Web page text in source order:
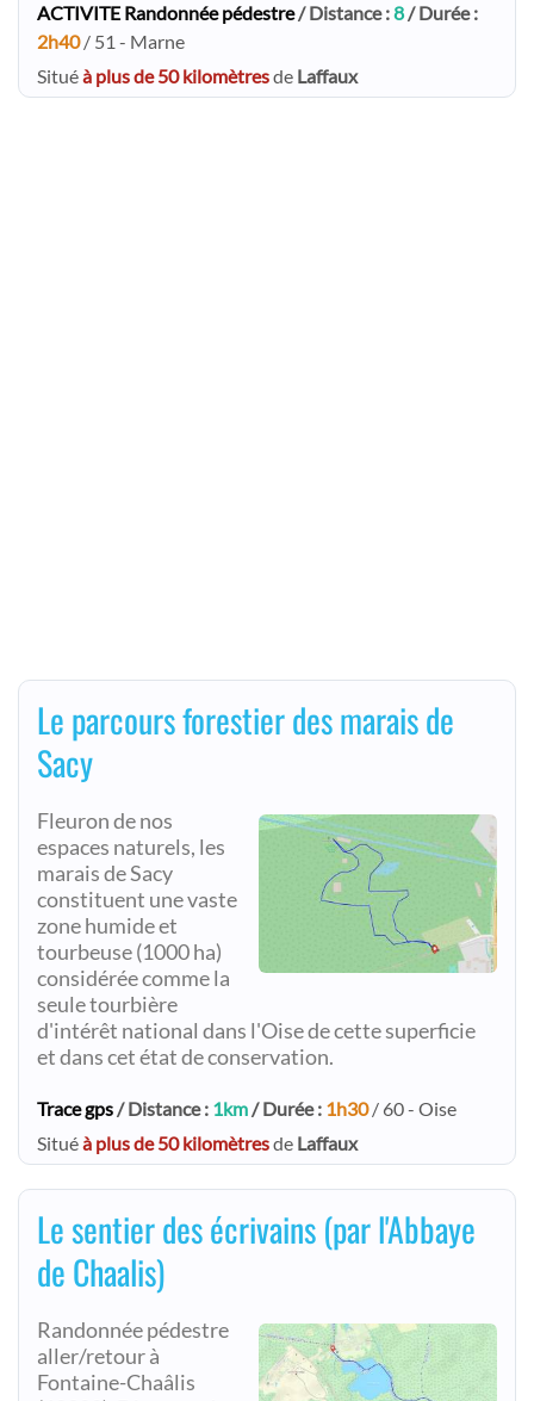
ACTIVITE Randonnée pédestre/ Distance :8/ Durée :
2h40/ 51 - Marne
Situéà plus de 50 kilomètresde Laffaux
Le parcours forestier des marais de
Sacy
Fleuron de nos
espaces naturels, les
marais de Sacy
constituent une vaste
zone humide et
tourbeuse (1000 ha)
considérée comme la
seule tourbière
d'intérêt national dans l'Oise de cette superficie
et dans cet état de conservation.
Trace gps/ Distance : 1km/ Durée : 1h30/ 60 - Oise
Situéà plus de 50 kilomètresde Laffaux
Le sentier des écrivains (par l'Abbaye
de Chaalis)
Randonnée pédestre
aller/retour à
Fontaine-Chaâlis